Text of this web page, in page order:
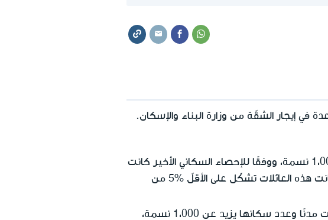
في إيجار الشقّة من وزارة البناء والإسكان.
هي مدن، أو بلدات ليست مدنًا، لكن عدد سكانها يزيد عن 1،000 نسمة، ووفقًا للإحصاء السكاني الأخير كانت
في البلدة على الأقلّ 30 عائلة استأجرت شقّة من أصحاب البيوت الخاصة، وكانت هذه العائلات تشكّل على الأقلّ %5 من
هي بلدات عدد سكانها أقلّ من 1،000 نسمة، أو بلدات ليست مدنًا وعدد سكانها يزيد عن 1،000 نسمة،